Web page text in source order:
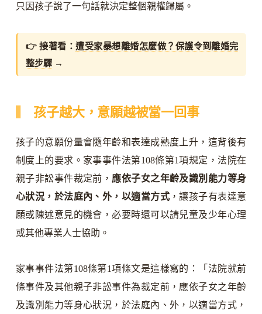
只因孩子說了一句話就決定整個親權歸屬。
👉 接著看：遭受家暴想離婚怎麼做？保護令到離婚完
整步驟→
孩子越大，意願越被當一回事
孩子的意願份量會隨年齡和表達成熟度上升，這背後有
制度上的要求。家事事件法第108條第1項規定，法院在
親子非訟事件裁定前， 應依子女之年齡及識別能力等身
心狀況，於法庭內、外，以適當方式 ，讓孩子有表達意
願或陳述意見的機會，必要時還可以請兒童及少年心理
或其他專業人士協助。
家事事件法第108條第1項條文是這樣寫的：「法院就前
條事件及其他親子非訟事件為裁定前，應依子女之年齡
及識別能力等身心狀況，於法庭內、外，以適當方式，